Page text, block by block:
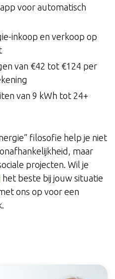
voor automatisch
inkoop en verkoop op
van €42 tot €124 per
van 9 kWh tot 24+
filosofie help je niet
maar
projecten. Wil je
het beste bij jouw situatie
ons op voor een